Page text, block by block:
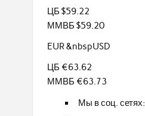
ЦБ $59.22
ММВБ $59.20
EUR &nbspUSD
ЦБ €63.62
ММВБ €63.73
Мы в соц. сетях: